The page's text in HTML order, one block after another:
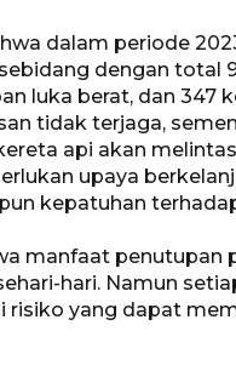
dalam periode
dengan total
luka berat, dan 347
tidak terjaga,
api akan
upaya
kepatuhan
manfaat penutupan
hari. Namun
risiko yang dapat